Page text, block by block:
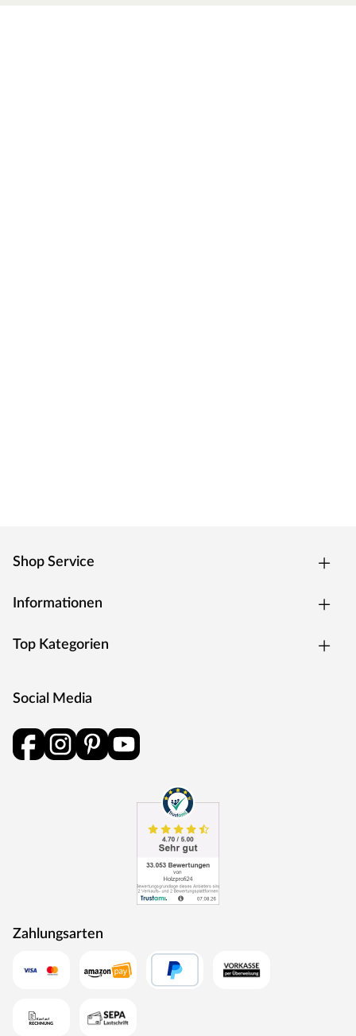
Shop Service
Informationen
Top Kategorien
Social Media
Zahlungsarten